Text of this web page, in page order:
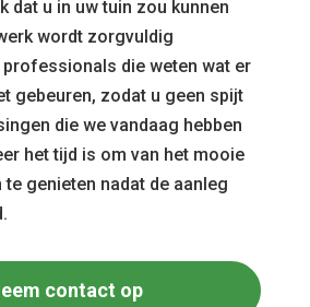
dat u in uw tuin zou kunnen
wordt zorgvuldig
die weten wat er
gebeuren, zodat u geen spijt
die we vandaag hebben
het tijd is om van het mooie
genieten nadat de aanleg
contact op